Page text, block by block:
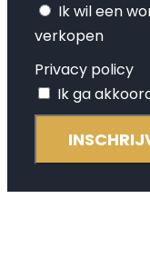
Ik wil een
verkopen
Privacy policy
Ik ga